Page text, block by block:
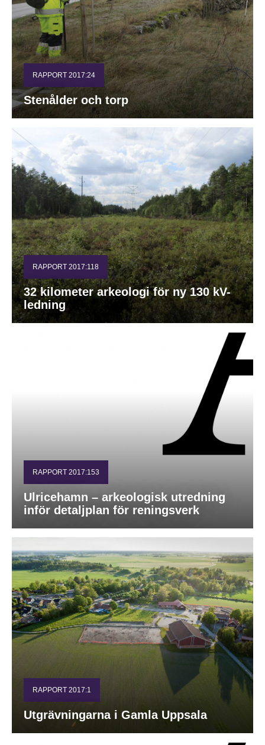
RAPPORT 2017:24
Stenålder och torp
RAPPORT 2017:118
32 kilometer arkeologi för ny 130 kV-
ledning
RAPPORT 2017:153
Ulricehamn – arkeologisk utredning
inför detaljplan för reningsverk
RAPPORT 2017:1
Utgrävningarna i Gamla Uppsala